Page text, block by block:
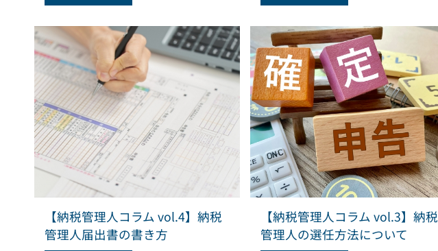
【納税管理人コラム vol.4】納税
管理人届出書の書き方
【納税管理人コラム vol.3】納税
管理人の選任方法について